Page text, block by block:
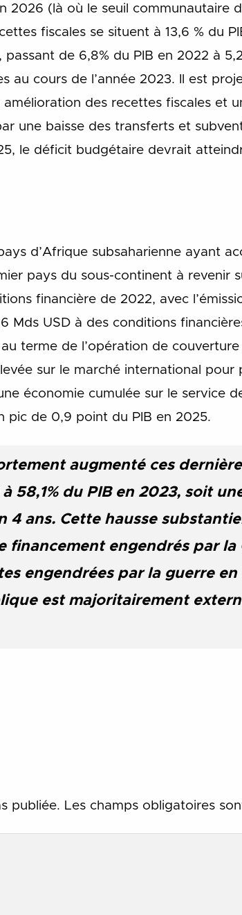
2026 (là où le seuil communautaire
fiscales se situent à 13,6 % du
de 6,8% du PIB en 2022 à
au cours de l’année 2023. Il est
des recettes fiscales et
une baisse des transferts et
le déficit budgétaire devrait
d’Afrique subsaharienne ayant
pays du sous-continent à revenir
financière de 2022, avec
Mds USD à des conditions
terme de l’opération de
sur le marché international
économie cumulée sur le service
pic de 0,9 point du PIB en 2025.
augmenté ces
à 58,1% du PIB en 2023, soit
4 ans. Cette hausse
financement engendrés par la
engendrées par la guerre
est majoritairement
publiée. Les champs obligatoires